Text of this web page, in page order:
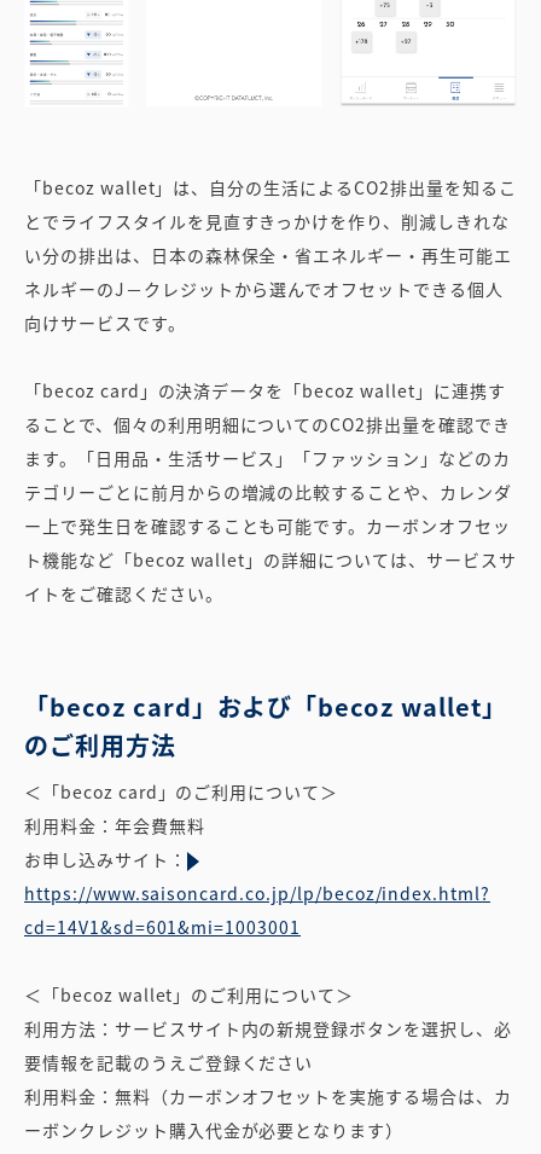
「becoz wallet」は、自分の生活によるCO2排出量を知るこ
とでライフスタイルを見直すきっかけを作り、削減しきれな
い分の排出は、日本の森林保全・省エネルギー・再生可能エ
ネルギーのJ－クレジットから選んでオフセットできる個人
向けサービスです。
「becoz card」の決済データを「becoz wallet」に連携す
ることで、個々の利用明細についてのCO2排出量を確認でき
ます。「日用品・生活サービス」「ファッション」などのカ
テゴリーごとに前月からの増減の比較することや、カレンダ
ー上で発生日を確認することも可能です。カーボンオフセッ
ト機能など「becoz wallet」の詳細については、サービスサ
イトをご確認ください。
「becoz card」および「becoz wallet」
のご利用方法
＜「becoz card」のご利用について＞
利用料金：年会費無料
お申し込みサイト：
https://www.saisoncard.co.jp/lp/becoz/index.html?
cd=14V1&sd=601&mi=1003001
＜「becoz wallet」のご利用について＞
利用方法：サービスサイト内の新規登録ボタンを選択し、必
要情報を記載のうえご登録ください
利用料金：無料（カーボンオフセットを実施する場合は、カ
ーボンクレジット購入代金が必要となります）